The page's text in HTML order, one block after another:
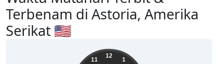
Terbenam di Astoria, Amerika
Serikat 🇺🇸
12
1
11